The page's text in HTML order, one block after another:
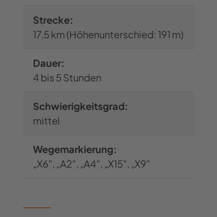
verlassen wir den X6-Weg und gehen
rechts, der Markierung A2 folgend.
Kiefernbewuchs schon fast etwas
Mediterranes. Wir gehen bergab zum
auf dem A2. Achtung, man kann nicht
links durch das Gelände des Hofs
geradeaus. Dieser Wegabschnitt
bietet zwei Wahlmöglichkeiten:
Pfad daneben.
Strecke:
17,5 km (Höhenunterschied: 191 m)
Dauer:
4 bis 5 Stunden
Schwierigkeitsgrad:
mittel
Wegemarkierung:
„X6", „A2", „A4", „X15", „X9"